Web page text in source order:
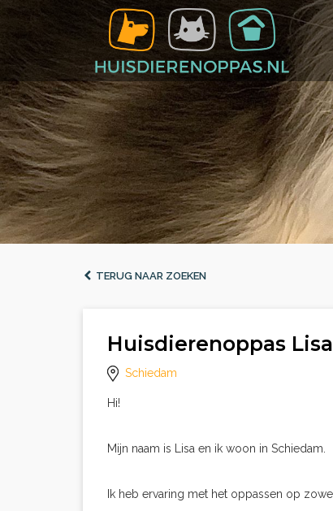
TERUG NAAR ZOEKEN
Huisdierenoppas
Schiedam
Hi!
Mijn naam is Lisa en ik woon in Schiedam.
Ik heb ervaring met het oppassen op